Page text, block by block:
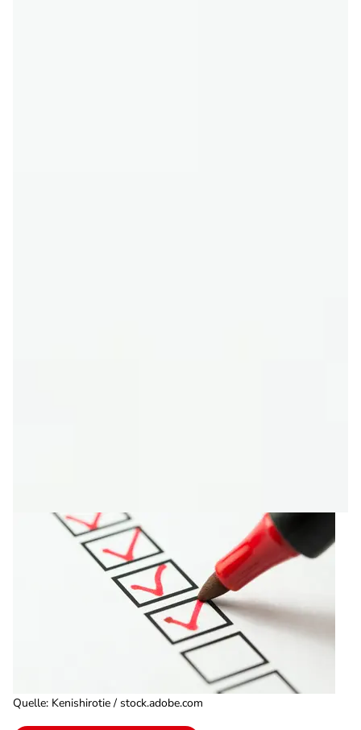
Quelle: Kenishirotie / stock.adobe.com